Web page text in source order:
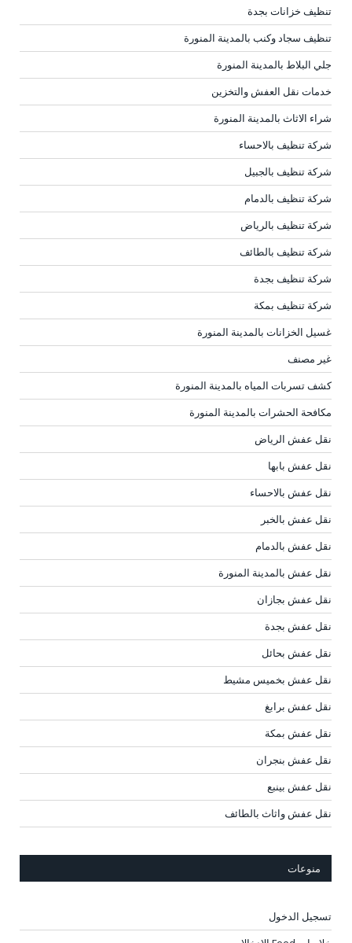
تنظيف خزانات بجدة
تنظيف سجاد وكنب بالمدينة المنورة
جلي البلاط بالمدينة المنورة
خدمات نقل العفش والتخزين
شراء الاثاث بالمدينة المنورة
شركة تنظيف بالاحساء
شركة تنظيف بالجبيل
شركة تنظيف بالدمام
شركة تنظيف بالرياض
شركة تنظيف بالطائف
شركة تنظيف بجدة
شركة تنظيف بمكة
غسيل الخزانات بالمدينة المنورة
غير مصنف
كشف تسربات المياه بالمدينة المنورة
مكافحة الحشرات بالمدينة المنورة
نقل عفش الرياض
نقل عفش بابها
نقل عفش بالاحساء
نقل عفش بالخبر
نقل عفش بالدمام
نقل عفش بالمدينة المنورة
نقل عفش بجازان
نقل عفش بجدة
نقل عفش بحائل
نقل عفش بخميس مشيط
نقل عفش برابغ
نقل عفش بمكة
نقل عفش بنجران
نقل عفش بينبع
نقل عفش واثاث بالطائف
منوعات
تسجيل الدخول